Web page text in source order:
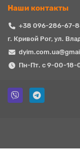
Наши контакты
+38 096-286-67-
г. Кривой Рог, ул.
Пн-Пт. с 9-00-18-